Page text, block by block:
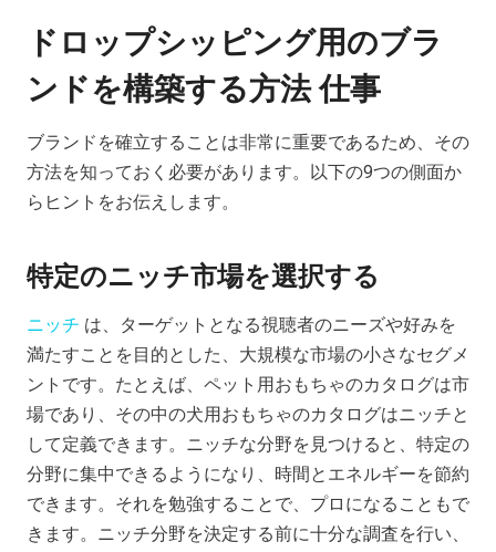
ドロップシッピング用のブラ
ンドを構築する方法 仕事
ブランドを確立することは非常に重要であるため、その
方法を知っておく必要があります。以下の9つの側面か
らヒントをお伝えします。
特定のニッチ市場を選択する
ニッチ は、ターゲットとなる視聴者のニーズや好みを
満たすことを目的とした、大規模な市場の小さなセグメ
ントです。たとえば、ペット用おもちゃのカタログは市
場であり、その中の犬用おもちゃのカタログはニッチと
して定義できます。ニッチな分野を見つけると、特定の
分野に集中できるようになり、時間とエネルギーを節約
できます。それを勉強することで、プロになることもで
きます。ニッチ分野を決定する前に十分な調査を行い、